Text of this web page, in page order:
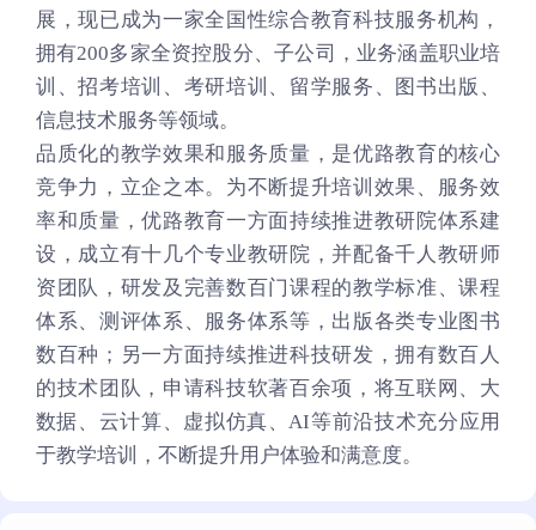
展，现已成为一家全国性综合教育科技服务机构，
拥有200多家全资控股分、子公司，业务涵盖职业培
训、招考培训、考研培训、留学服务、图书出版、
信息技术服务等领域。
品质化的教学效果和服务质量，是优路教育的核心
竞争力，立企之本。为不断提升培训效果、服务效
率和质量，优路教育一方面持续推进教研院体系建
设，成立有十几个专业教研院，并配备千人教研师
资团队，研发及完善数百门课程的教学标准、课程
体系、测评体系、服务体系等，出版各类专业图书
数百种；另一方面持续推进科技研发，拥有数百人
的技术团队，申请科技软著百余项，将互联网、大
数据、云计算、虚拟仿真、AI等前沿技术充分应用
于教学培训，不断提升用户体验和满意度。